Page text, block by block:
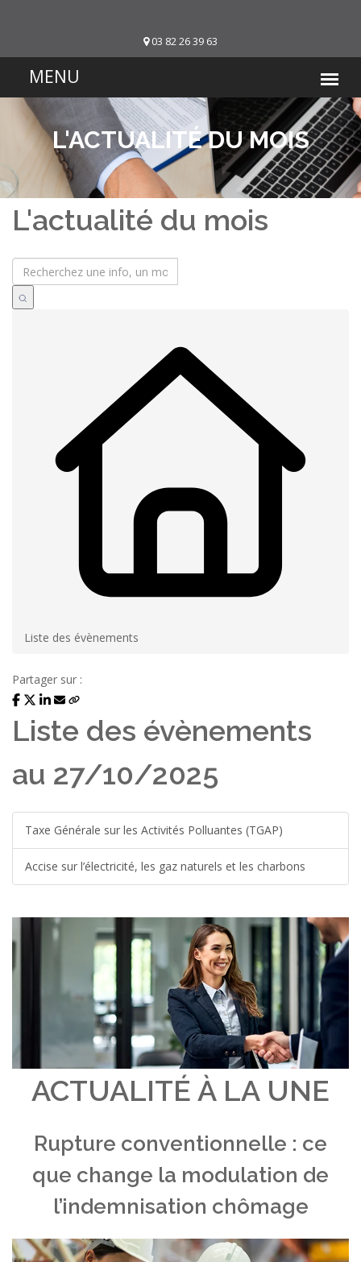
03 82 26 39 63
L'ACTUALITÉ DU MOIS
L'actualité du mois
Liste des évènements
Partager sur :
Liste des évènements
au 27/10/2025
Taxe Générale sur les Activités Polluantes (TGAP)
Accise sur l’électricité, les gaz naturels et les charbons
ACTUALITÉ À LA UNE
Rupture conventionnelle : ce
que change la modulation de
l’indemnisation chômage